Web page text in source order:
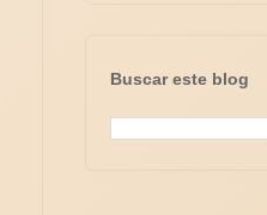
Buscar este blog